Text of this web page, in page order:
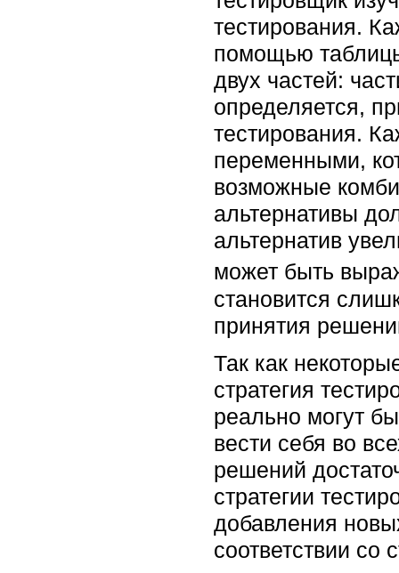
тестирования.
помощью
двух частей:
определяется,
тестирования.
переменными,
возможные
альтернативы
альтернатив
может быть
становится
принятия
Так как
стратегия
реально могут
вести себя во
решений
стратегии
добавления
соответствии со